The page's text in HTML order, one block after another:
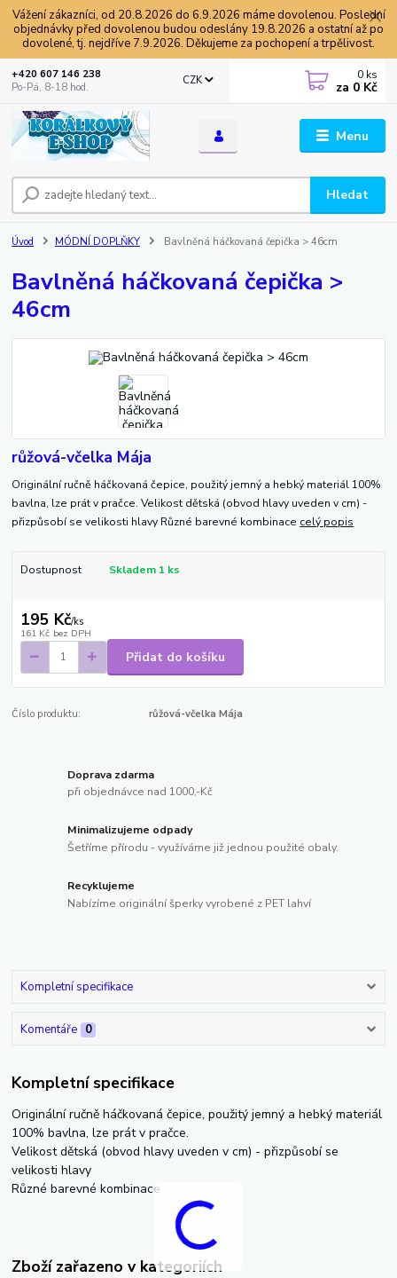
Vážení zákazníci, od 20.8.2026 do 6.9.2026 máme dovolenou. Poslední
objednávky před dovolenou budou odeslány 19.8.2026 a ostatní až po
dovolené, tj. nejdříve 7.9.2026. Děkujeme za pochopení a trpělivost.
Menu
CZK
Hledat
+420 607 146 238
Po-Pá, 8-18 hod.
0 ks
za 0 Kč
Úvod MÓDNÍ DOPLŇKY Bavlněná háčkovaná čepička > 46cm
Bavlněná háčkovaná čepička >
46cm
růžová-včelka Mája
Originální ručně háčkovaná čepice, použitý jemný a hebký materiál 100%
bavlna, lze prát v pračce. Velikost dětská (obvod hlavy uveden v cm) -
přizpůsobí se velikosti hlavy Různé barevné kombinace celý popis
Dostupnost Skladem 1 ks
195 Kč/ks
161 Kč bez DPH
Přidat do košíku
Číslo produktu: růžová-včelka Mája
Doprava zdarma
při objednávce nad 1000,-Kč
Minimalizujeme odpady
Šetříme přírodu - využíváme již jednou použité obaly.
Recyklujeme
Nabízíme originální šperky vyrobené z PET lahví
Kompletní specifikace
Komentáře 0
Kompletní specifikace
Originální ručně háčkovaná čepice, použitý jemný a hebký materiál
100% bavlna, lze prát v pračce.
Velikost dětská (obvod hlavy uveden v cm) - přizpůsobí se
velikosti hlavy
Různé barevné kombinace
Zboží zařazeno v kategoriích